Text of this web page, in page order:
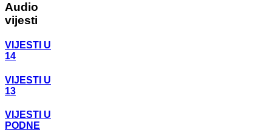
Audio
vijesti
VIJESTI U
14
VIJESTI U
13
VIJESTI U
PODNE